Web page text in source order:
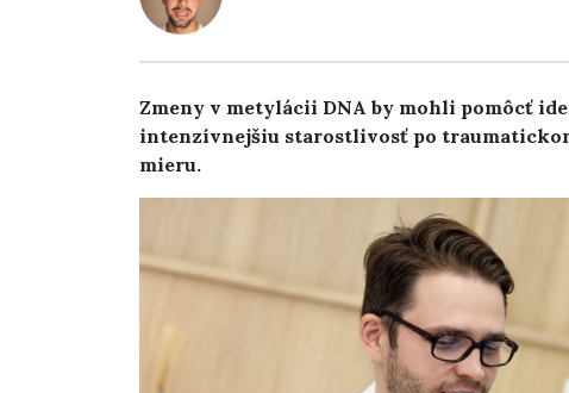
Zmeny v metylácii DNA by mohli pomôcť
intenzívnejšiu starostlivosť po
mieru.